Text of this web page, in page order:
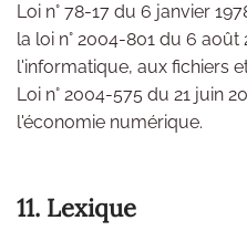
Loi n° 78-17 du 6 janvier
la loi n° 2004-801 du 6 août
l'informatique, aux fichiers
Loi n° 2004-575 du 21 juin
l'économie numérique.
11. Lexique